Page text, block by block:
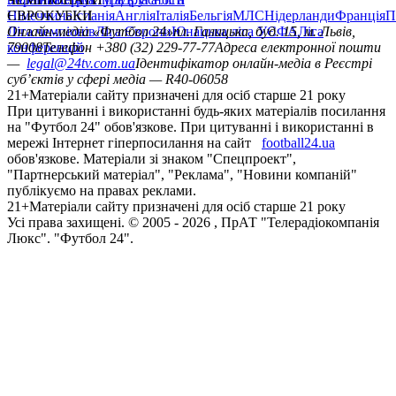
НімеччинаІспаніяАнгліяІталіяБельгіяМЛСНідерландиФранція
ЄВРОКУБКИ
Ліга чемпіонівЛіга ЄвропиЮнацька ліга УЄФАЛіга
конференцій
Онлайн-медіа «Футбол 24»пл. Галицька, буд. 15, м. Львів,
79008Телефон +380 (32) 229-77-77Адреса електронної пошти
— legal@24tv.com.uaІдентифікатор онлайн-медіа в Реєстрі
суб’єктів у сфері медіа — R40-06058
21+Матеріали сайту призначені для осіб старше 21 року
При цитуванні і використанні будь-яких матеріалів посилання
на "Футбол 24" обов'язкове. При цитуванні і використанні в
мережі Інтернет гіперпосилання на сайт
football24.ua
обов'язкове. Матеріали зі знаком "Спецпроект",
"Партнерський матеріал", "Реклама", "Новини компаній"
публікуємо на правах реклами.
21+Матеріали сайту призначені для осіб старше 21 року
Усi права захищенi. © 2005 - 2026 , ПрАТ "Телерадіокомпанія
Люкс". "Футбол 24".